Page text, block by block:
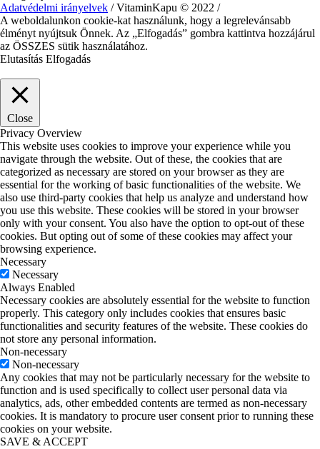
Adatvédelmi irányelvek / VitaminKapu © 2022 /
A weboldalunkon cookie-kat használunk, hogy a legrelevánsabb
élményt nyújtsuk Önnek. Az „Elfogadás” gombra kattintva hozzájárul
az ÖSSZES sütik használatához.
Elutasítás Elfogadás
Close
Privacy Overview
This website uses cookies to improve your experience while you
navigate through the website. Out of these, the cookies that are
categorized as necessary are stored on your browser as they are
essential for the working of basic functionalities of the website. We
also use third-party cookies that help us analyze and understand how
you use this website. These cookies will be stored in your browser
only with your consent. You also have the option to opt-out of these
cookies. But opting out of some of these cookies may affect your
browsing experience.
Necessary
Necessary
Always Enabled
Necessary cookies are absolutely essential for the website to function
properly. This category only includes cookies that ensures basic
functionalities and security features of the website. These cookies do
not store any personal information.
Non-necessary
Non-necessary
Any cookies that may not be particularly necessary for the website to
function and is used specifically to collect user personal data via
analytics, ads, other embedded contents are termed as non-necessary
cookies. It is mandatory to procure user consent prior to running these
cookies on your website.
SAVE & ACCEPT